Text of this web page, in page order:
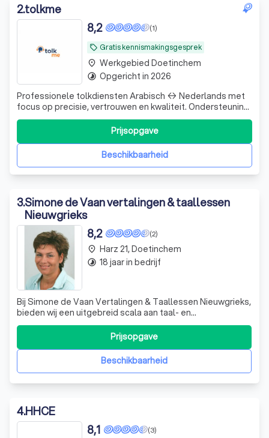
2.tolkme
local_offer Gratis kennismakingsgesprek
(1)
8,2
Professionele tolkdiensten Arabisch ↔ Nederlands met
focus op precisie, vertrouwen en kwaliteit. Ondersteuning
bij zakelijke, juridische en medische communicatie.
Discreet, betrouwbaar en resultaatgericht.
Beschikbaarheid
Prijsopgave
place Werkgebied Doetinchem
timelapse Opgericht in 2026
3.Simone de Vaan vertalingen & taallessen
Nieuwgrieks
(2)
8,2
Bij Simone de Vaan Vertalingen & Taallessen Nieuwgrieks,
bieden wij een uitgebreid scala aan taal- en
vertaaldiensten aan die uw communicatie met de Griekse
en Nederlandse taalwereld versterken. Onze diensten
omvatten beëdigde vertalingen tussen Grieks,
Nederlands, Engels en Duits, alsook niet-beëdi
Beschikbaarheid
Prijsopgave
place Harz 21, Doetinchem
timelapse 18 jaar in bedrijf
4.HHCE
(3)
8,1